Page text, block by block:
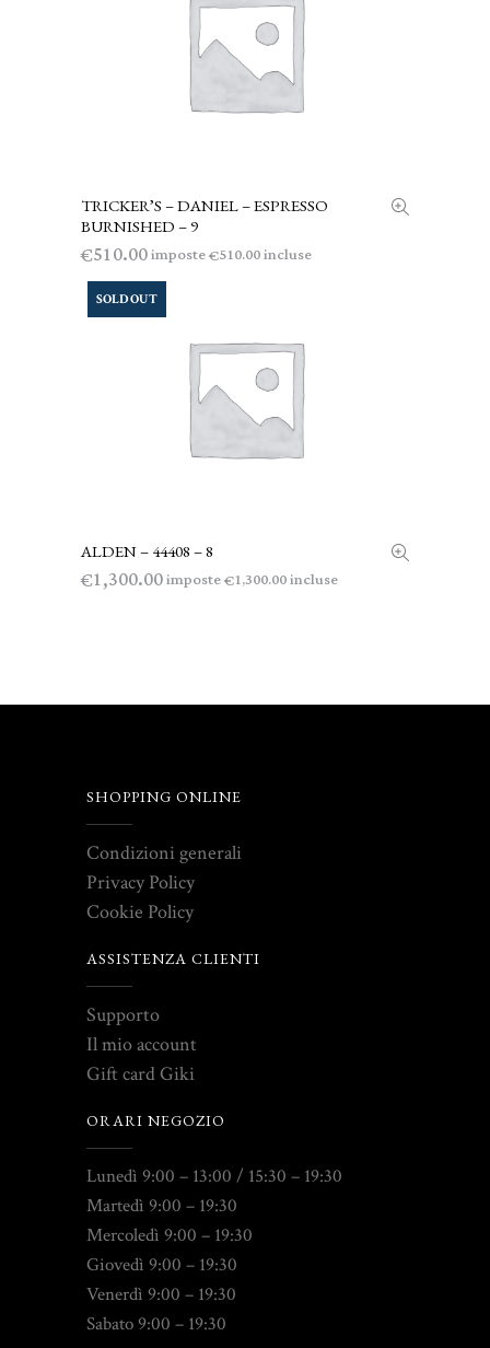
LEGGI TUTTO
TRICKER’S – DANIEL – ESPRESSO
BURNISHED – 9
€510.00imposte€510.00incluse
SOLD OUT
LEGGI TUTTO
ALDEN – 44408 – 8
€1,300.00imposte€1,300.00incluse
SHOPPING ONLINE
Condizioni generali
Privacy Policy
Cookie Policy
ASSISTENZA CLIENTI
Supporto
Il mio account
Gift card Giki
ORARI NEGOZIO
Lunedì 9:00 – 13:00 / 15:30 – 19:30
Martedì 9:00 – 19:30
Mercoledì 9:00 – 19:30
Giovedì 9:00 – 19:30
Venerdì 9:00 – 19:30
Sabato 9:00 – 19:30